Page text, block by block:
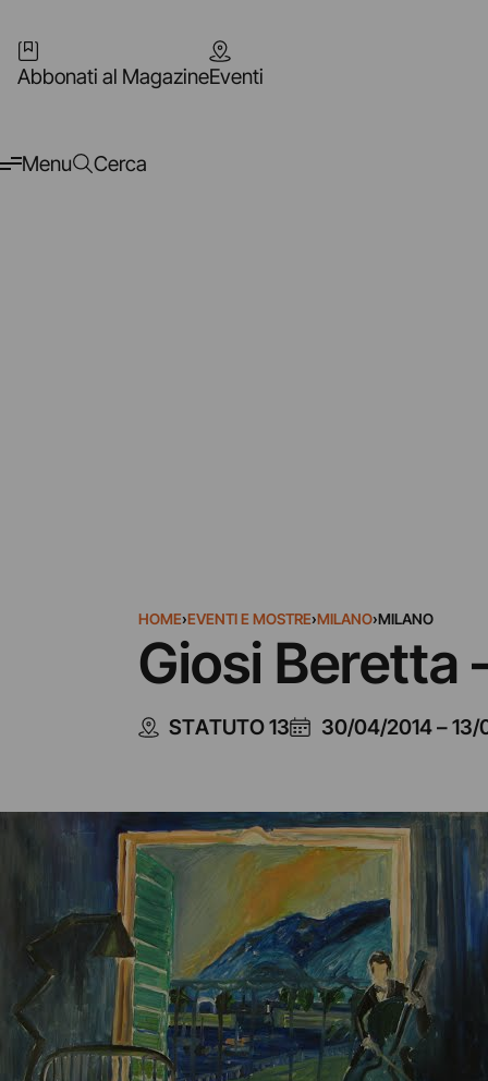
Abbonati al MagazineEventi
Menu Cerca
HOME›EVENTI E MOSTRE›MILANO›MILANO
Giosi Beretta
STATUTO 13 30/04/2014–13/